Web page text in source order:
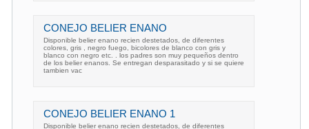
CONEJO BELIER ENANO
Disponible belier enano recien destetados, de diferentes
colores, gris , negro fuego, bicolores de blanco con gris y
blanco con negro etc. . los padres son muy pequeños dentro
de los belier enanos. Se entregan desparasitado y si se quiere
tambien vac
CONEJO BELIER ENANO 1
Disponible belier enano recien destetados, de diferentes